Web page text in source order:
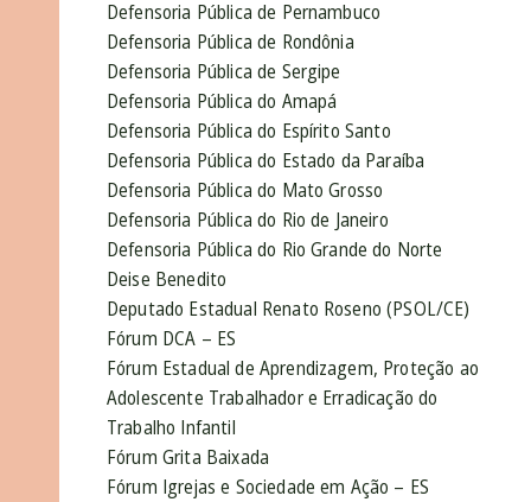
Defensoria Pública de Pernambuco
Defensoria Pública de Rondônia
Defensoria Pública de Sergipe
Defensoria Pública do Amapá
Defensoria Pública do Espírito Santo
Defensoria Pública do Estado da Paraíba
Defensoria Pública do Mato Grosso
Defensoria Pública do Rio de Janeiro
Defensoria Pública do Rio Grande do Norte
Deise Benedito
Deputado Estadual Renato Roseno (PSOL/CE)
Fórum DCA – ES
Fórum Estadual de Aprendizagem, Proteção ao
Adolescente Trabalhador e Erradicação do
Trabalho Infantil
Fórum Grita Baixada
Fórum Igrejas e Sociedade em Ação – ES